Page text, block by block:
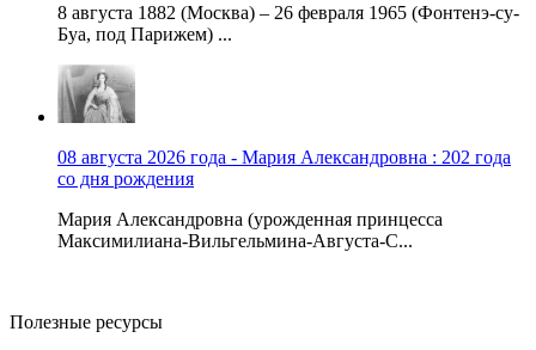
8 августа 1882 (Москва) – 26 февраля 1965 (Фонтенэ-су-
Буа, под Парижем) ...
08 августа 2026 года - Мария Александровна : 202 года
со дня рождения
Мария Александровна (урожденная принцесса
Максимилиана-Вильгельмина-Августа-С...
Полезные ресурсы